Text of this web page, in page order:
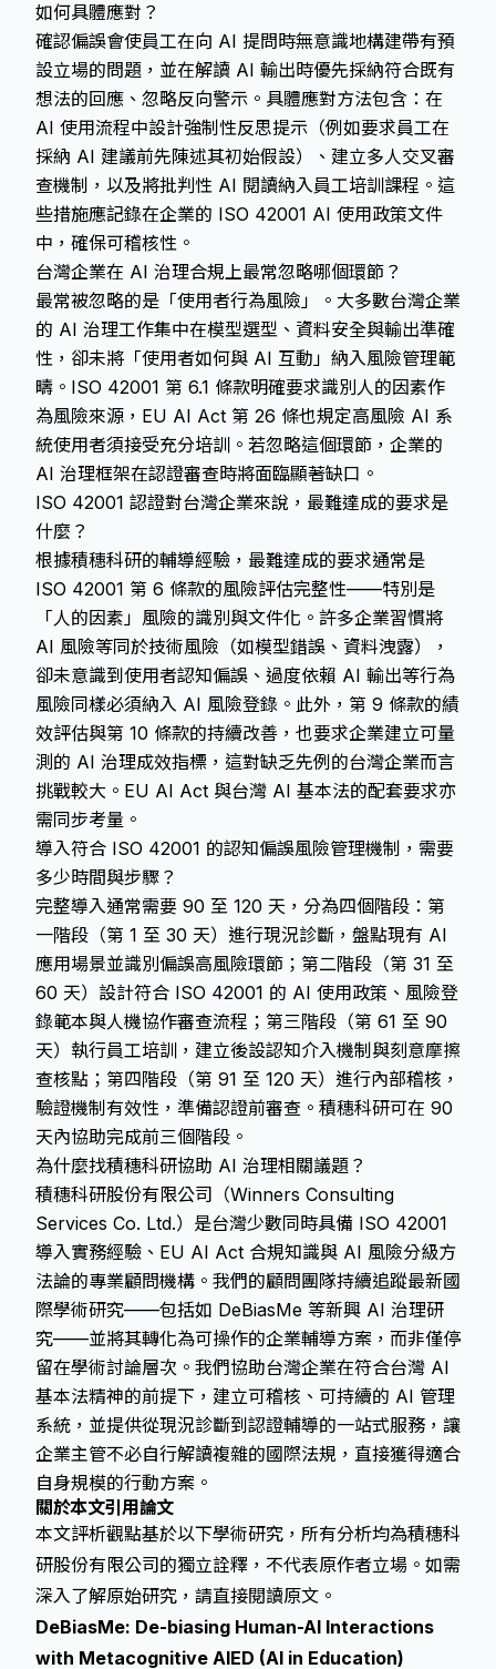
如何具體應對？
確認偏誤會使員工在向 AI 提問時無意識地構建帶有預
設立場的問題，並在解讀 AI 輸出時優先採納符合既有
想法的回應、忽略反向警示。具體應對方法包含：在
AI 使用流程中設計強制性反思提示（例如要求員工在
採納 AI 建議前先陳述其初始假設）、建立多人交叉審
查機制，以及將批判性 AI 閱讀納入員工培訓課程。這
些措施應記錄在企業的 ISO 42001 AI 使用政策文件
中，確保可稽核性。
台灣企業在 AI 治理合規上最常忽略哪個環節？
最常被忽略的是「使用者行為風險」。大多數台灣企業
的 AI 治理工作集中在模型選型、資料安全與輸出準確
性，卻未將「使用者如何與 AI 互動」納入風險管理範
疇。ISO 42001 第 6.1 條款明確要求識別人的因素作
為風險來源，EU AI Act 第 26 條也規定高風險 AI 系
統使用者須接受充分培訓。若忽略這個環節，企業的
AI 治理框架在認證審查時將面臨顯著缺口。
ISO 42001 認證對台灣企業來說，最難達成的要求是
什麼？
根據積穗科研的輔導經驗，最難達成的要求通常是
ISO 42001 第 6 條款的風險評估完整性——特別是
「人的因素」風險的識別與文件化。許多企業習慣將
AI 風險等同於技術風險（如模型錯誤、資料洩露），
卻未意識到使用者認知偏誤、過度依賴 AI 輸出等行為
風險同樣必須納入 AI 風險登錄。此外，第 9 條款的績
效評估與第 10 條款的持續改善，也要求企業建立可量
測的 AI 治理成效指標，這對缺乏先例的台灣企業而言
挑戰較大。EU AI Act 與台灣 AI 基本法的配套要求亦
需同步考量。
導入符合 ISO 42001 的認知偏誤風險管理機制，需要
多少時間與步驟？
完整導入通常需要 90 至 120 天，分為四個階段：第
一階段（第 1 至 30 天）進行現況診斷，盤點現有 AI
應用場景並識別偏誤高風險環節；第二階段（第 31 至
60 天）設計符合 ISO 42001 的 AI 使用政策、風險登
錄範本與人機協作審查流程；第三階段（第 61 至 90
天）執行員工培訓，建立後設認知介入機制與刻意摩擦
查核點；第四階段（第 91 至 120 天）進行內部稽核，
驗證機制有效性，準備認證前審查。積穗科研可在 90
天內協助完成前三個階段。
為什麼找積穗科研協助 AI 治理相關議題？
積穗科研股份有限公司（Winners Consulting
Services Co. Ltd.）是台灣少數同時具備 ISO 42001
導入實務經驗、EU AI Act 合規知識與 AI 風險分級方
法論的專業顧問機構。我們的顧問團隊持續追蹤最新國
際學術研究——包括如 DeBiasMe 等新興 AI 治理研
究——並將其轉化為可操作的企業輔導方案，而非僅停
留在學術討論層次。我們協助台灣企業在符合台灣 AI
基本法精神的前提下，建立可稽核、可持續的 AI 管理
系統，並提供從現況診斷到認證輔導的一站式服務，讓
企業主管不必自行解讀複雜的國際法規，直接獲得適合
自身規模的行動方案。
關於本文引用論文
本文評析觀點基於以下學術研究，所有分析均為積穗科
研股份有限公司的獨立詮釋，不代表原作者立場。如需
深入了解原始研究，請直接閱讀原文。
DeBiasMe: De-biasing Human-AI Interactions
with Metacognitive AIED (AI in Education)